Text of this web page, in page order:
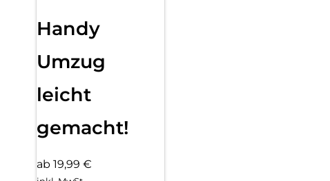
Handy
Umzug
leicht
gemacht!
ab 19,99 €